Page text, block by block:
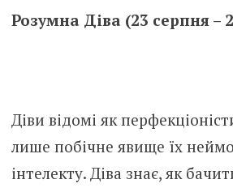
Розумна Діва (23 серпня –
Діви відомі як
лише побічне явище їх
інтелекту. Діва знає, як